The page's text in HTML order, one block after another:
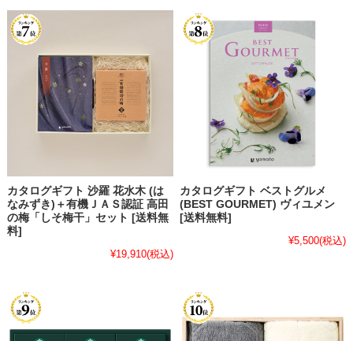
カタログギフト 沙羅 花水木 (は
なみずき)＋有機ＪＡＳ認証 高田
の梅「しそ梅干」セット [送料無
料]
¥19,910(税込)
カタログギフト ベストグルメ
(BEST GOURMET) ヴィユメン
[送料無料]
¥5,500(税込)